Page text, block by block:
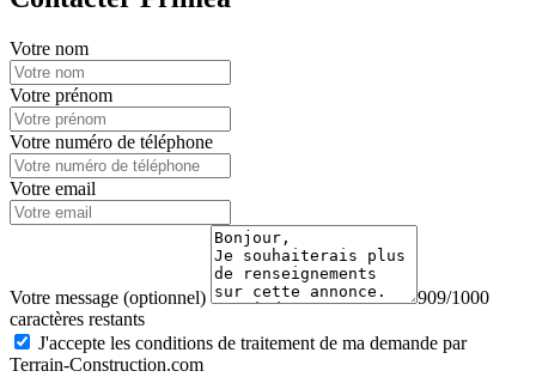
Votre nom
Votre prénom
Votre numéro de téléphone
Votre email
Votre message (optionnel)
909/1000
caractères restants
J'accepte les conditions de traitement de ma demande par
Terrain-Construction.com